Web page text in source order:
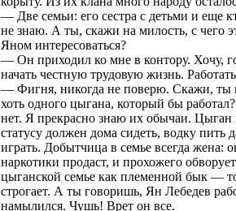
— Две семьи: его сестра с детьми и еще
не знаю. А ты, скажи на милость, с чего
Яном интересоваться?
— Он приходил ко мне в контору. Хочу,
начать честную трудовую жизнь.
— Фигня, никогда не поверю. Скажи, ты
хоть одного цыгана, который бы
нет. Я прекрасно знаю их обычаи.
статусу должен дома сидеть, водку пить
играть. Добытчица в семье всегда жена:
наркотики продаст, и прохожего
цыганской семье как племенной бык —
строгает. А ты говоришь, Ян Лебедев
намылился. Чушь! Врет он все.